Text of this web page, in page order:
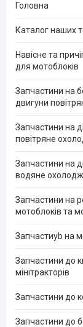
Головна
Каталог наших
Навісне та
для мотоблоків
Запчастини на
двигуни
Запчастини на
повітряне
Запчастини на
водяне
Запчастини на
мотоблоків та
Запчастиyb на
Запчастини до
мінітракторів
Запчастини до
Запчастини до